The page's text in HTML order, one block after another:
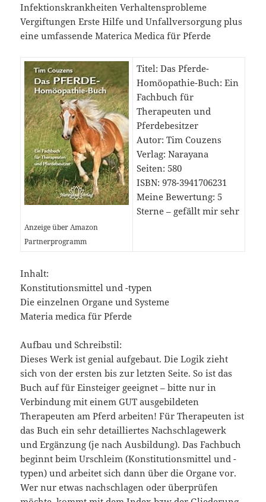
Infektionskrankheiten Verhaltensprobleme
Vergiftungen Erste Hilfe und Unfallversorgung plus
eine umfassende Materica Medica für Pferde
Anzeige über Amazon
Partnerprogramm
Titel: Das Pferde-
Homöopathie-Buch: Ein
Fachbuch für
Therapeuten und
Pferdebesitzer
Autor: Tim Couzens
Verlag: Narayana
Seiten: 580
ISBN: 978-3941706231
Meine Bewertung: 5
Sterne – gefällt mir sehr
Inhalt:
Konstitutionsmittel und -typen
Die einzelnen Organe und Systeme
Materia medica für Pferde
Aufbau und Schreibstil:
Dieses Werk ist genial aufgebaut. Die Logik zieht
sich von der ersten bis zur letzten Seite. So ist das
Buch auf für Einsteiger geeignet – bitte nur in
Verbindung mit einem GUT ausgebildeten
Therapeuten am Pferd arbeiten! Für Therapeuten ist
das Buch ein sehr detailliertes Nachschlagewerk
und Ergänzung (je nach Ausbildung). Das Fachbuch
beginnt beim Urschleim (Konstitutionsmittel und -
typen) und arbeitet sich dann über die Organe vor.
Wer nur etwas nachschlagen oder überprüfen